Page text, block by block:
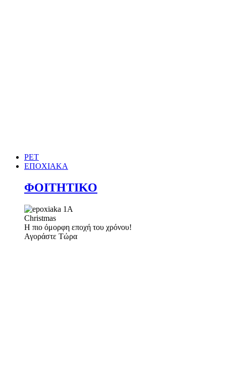
PET
ΕΠΟΧΙΑΚΑ
ΦΟΙΤΗΤΙΚΟ
Christmas
Η πιο όμορφη εποχή του χρόνου!
Αγοράστε Τώρα